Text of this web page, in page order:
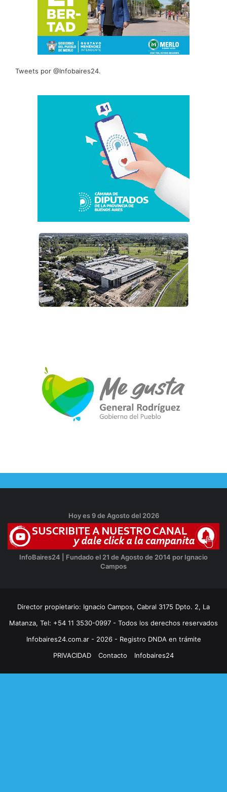
Tweets por @Infobaires24.
Hoy es 9 de Agosto del 2026
InfoBaires24 | Fundado el 21 de Agosto de 2014 por Ignacio
Campos
Director propietario: Ignacio Campos, Cabral 3175 Dpto. 2, La
Matanza, Tel: +54 11 3530-0997 - Todos los derechos reservados
Infobaires24.com.ar - 2026 - Registro DNDA en trámite
PRIVACIDAD
Contacto Infobaires24